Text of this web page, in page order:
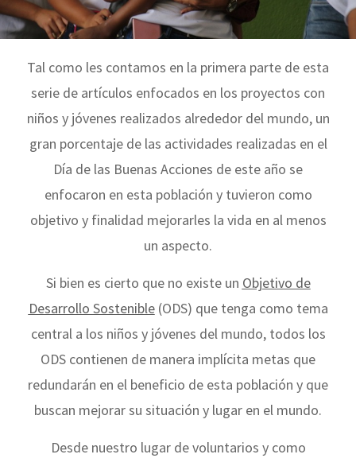
Tal como les contamos en la primera parte de esta
serie de artículos enfocados en los proyectos con
niños y jóvenes realizados alrededor del mundo, un
gran porcentaje de las actividades realizadas en el
Día de las Buenas Acciones de este año se
enfocaron en esta población y tuvieron como
objetivo y finalidad mejorarles la vida en al menos
un aspecto.
Si bien es cierto que no existe un Objetivo de
Desarrollo Sostenible(ODS) que tenga como tema
central a los niños y jóvenes del mundo, todos los
ODS contienen de manera implícita metas que
redundarán en el beneficio de esta población y que
buscan mejorar su situación y lugar en el mundo.
Desde nuestro lugar de voluntarios y como